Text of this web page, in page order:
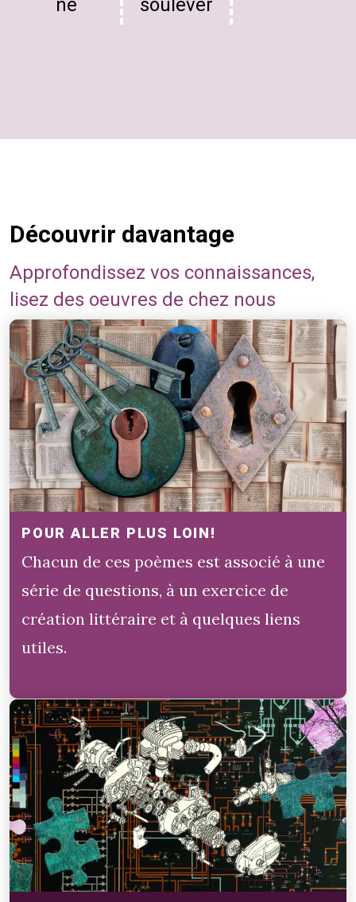
ne soulever
Découvrir davantage
Approfondissez vos connaissances,
lisez des oeuvres de chez nous
POUR ALLER PLUS LOIN!
Chacun de ces poèmes est associé à une
série de questions, à un exercice de
création littéraire et à quelques liens
utiles.